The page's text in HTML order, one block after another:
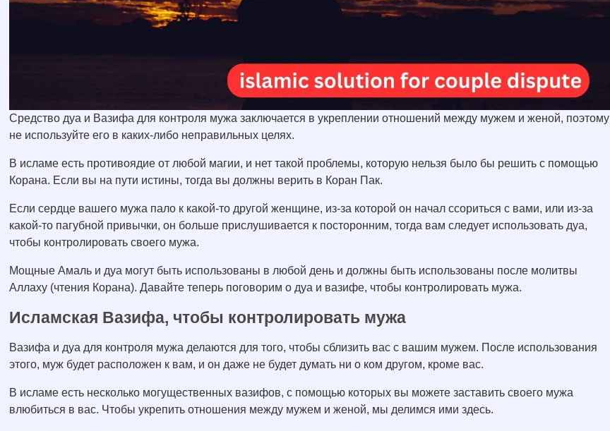
Средство дуа и Вазифа для контроля мужа заключается в укреплении отношений между мужем и женой, поэтому
не используйте его в каких-либо неправильных целях.
В исламе есть противоядие от любой магии, и нет такой проблемы, которую нельзя было бы решить с помощью
Корана. Если вы на пути истины, тогда вы должны верить в Коран Пак.
Если сердце вашего мужа пало к какой-то другой женщине, из-за которой он начал ссориться с вами, или из-за
какой-то пагубной привычки, он больше прислушивается к посторонним, тогда вам следует использовать дуа,
чтобы контролировать своего мужа.
Мощные Амаль и дуа могут быть использованы в любой день и должны быть использованы после молитвы
Аллаху (чтения Корана). Давайте теперь поговорим о дуа и вазифе, чтобы контролировать мужа.
Исламская Вазифа, чтобы контролировать мужа
Вазифа и дуа для контроля мужа делаются для того, чтобы сблизить вас с вашим мужем. После использования
этого, муж будет расположен к вам, и он даже не будет думать ни о ком другом, кроме вас.
В исламе есть несколько могущественных вазифов, с помощью которых вы можете заставить своего мужа
влюбиться в вас. Чтобы укрепить отношения между мужем и женой, мы делимся ими здесь.